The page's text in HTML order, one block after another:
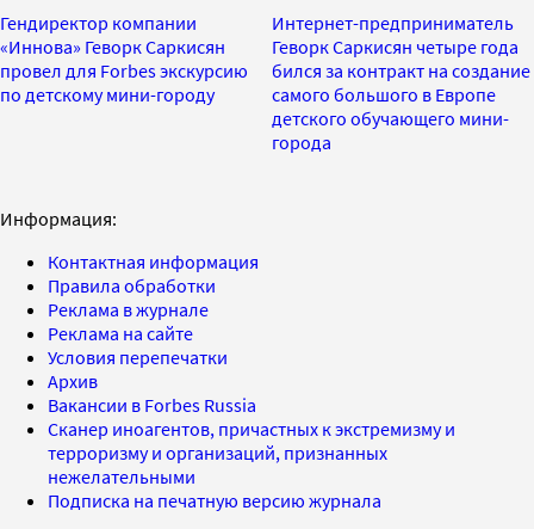
Гендиректор компании
«Иннова» Геворк Саркисян
провел для Forbes экскурсию
по детскому мини-городу
Интернет-предприниматель
Геворк Саркисян четыре года
бился за контракт на создание
самого большого в Европе
детского обучающего мини-
города
Информация:
Контактная информация
Правила обработки
Реклама в журнале
Реклама на сайте
Условия перепечатки
Архив
Вакансии в Forbes Russia
Сканер иноагентов, причастных к экстремизму и
терроризму и организаций, признанных
нежелательными
Подписка на печатную версию журнала